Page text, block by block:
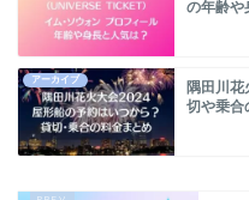
の年齢や
アーカイブ
隅田川
切や乗合